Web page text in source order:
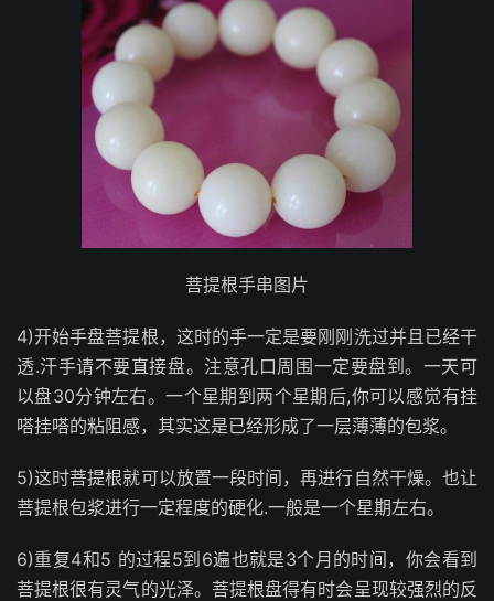
菩提根手串图片
4)开始手盘菩提根，这时的手一定是要刚刚洗过并且已经干
透.汗手请不要直接盘。注意孔口周围一定要盘到。一天可
以盘30分钟左右。一个星期到两个星期后,你可以感觉有挂
嗒挂嗒的粘阻感，其实这是已经形成了一层薄薄的包浆。
5)这时菩提根就可以放置一段时间，再进行自然干燥。也让
菩提根包浆进行一定程度的硬化.一般是一个星期左右。
6)重复4和5 的过程5到6遍也就是3个月的时间，你会看到
菩提根很有灵气的光泽。菩提根盘得有时会呈现较强烈的反